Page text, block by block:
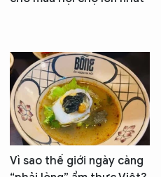
Vì sao thế giới ngày càng